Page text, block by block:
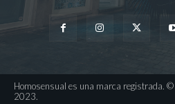
Homosensual es una marca registrada.
2023.